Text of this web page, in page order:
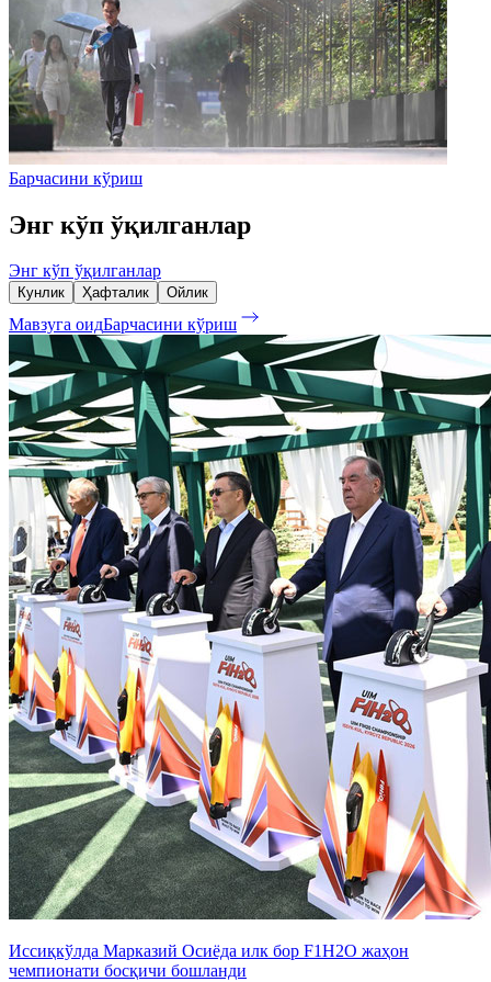
Барчасини кўриш
Энг кўп ўқилганлар
Энг кўп ўқилганлар
Кунлик Ҳафталик Ойлик
Мавзуга оидБарчасини кўриш
Иссиқкўлда Марказий Осиёда илк бор F1H2O жаҳон
чемпионати босқичи бошланди